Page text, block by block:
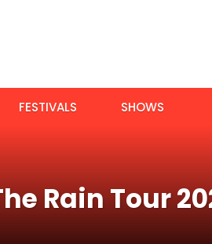
FESTIVALS SHOWS
Rain Tour